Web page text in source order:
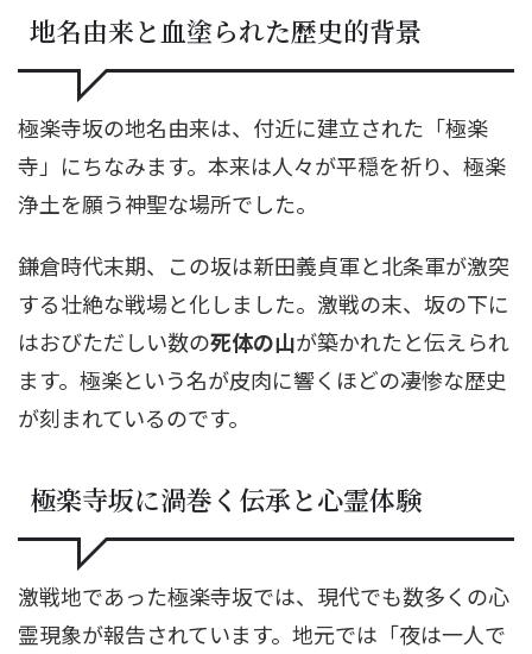
地名由来と血塗られた歴史的背景
極楽寺坂の地名由来は、付近に建立された「極楽
寺」にちなみます。本来は人々が平穏を祈り、極楽
浄土を願う神聖な場所でした。
鎌倉時代末期、この坂は新田義貞軍と北条軍が激突
する壮絶な戦場と化しました。激戦の末、坂の下に
はおびただしい数の死体の山が築かれたと伝えられ
ます。極楽という名が皮肉に響くほどの凄惨な歴史
が刻まれているのです。
極楽寺坂に渦巻く伝承と心霊体験
激戦地であった極楽寺坂では、現代でも数多くの心
霊現象が報告されています。地元では「夜は一人で